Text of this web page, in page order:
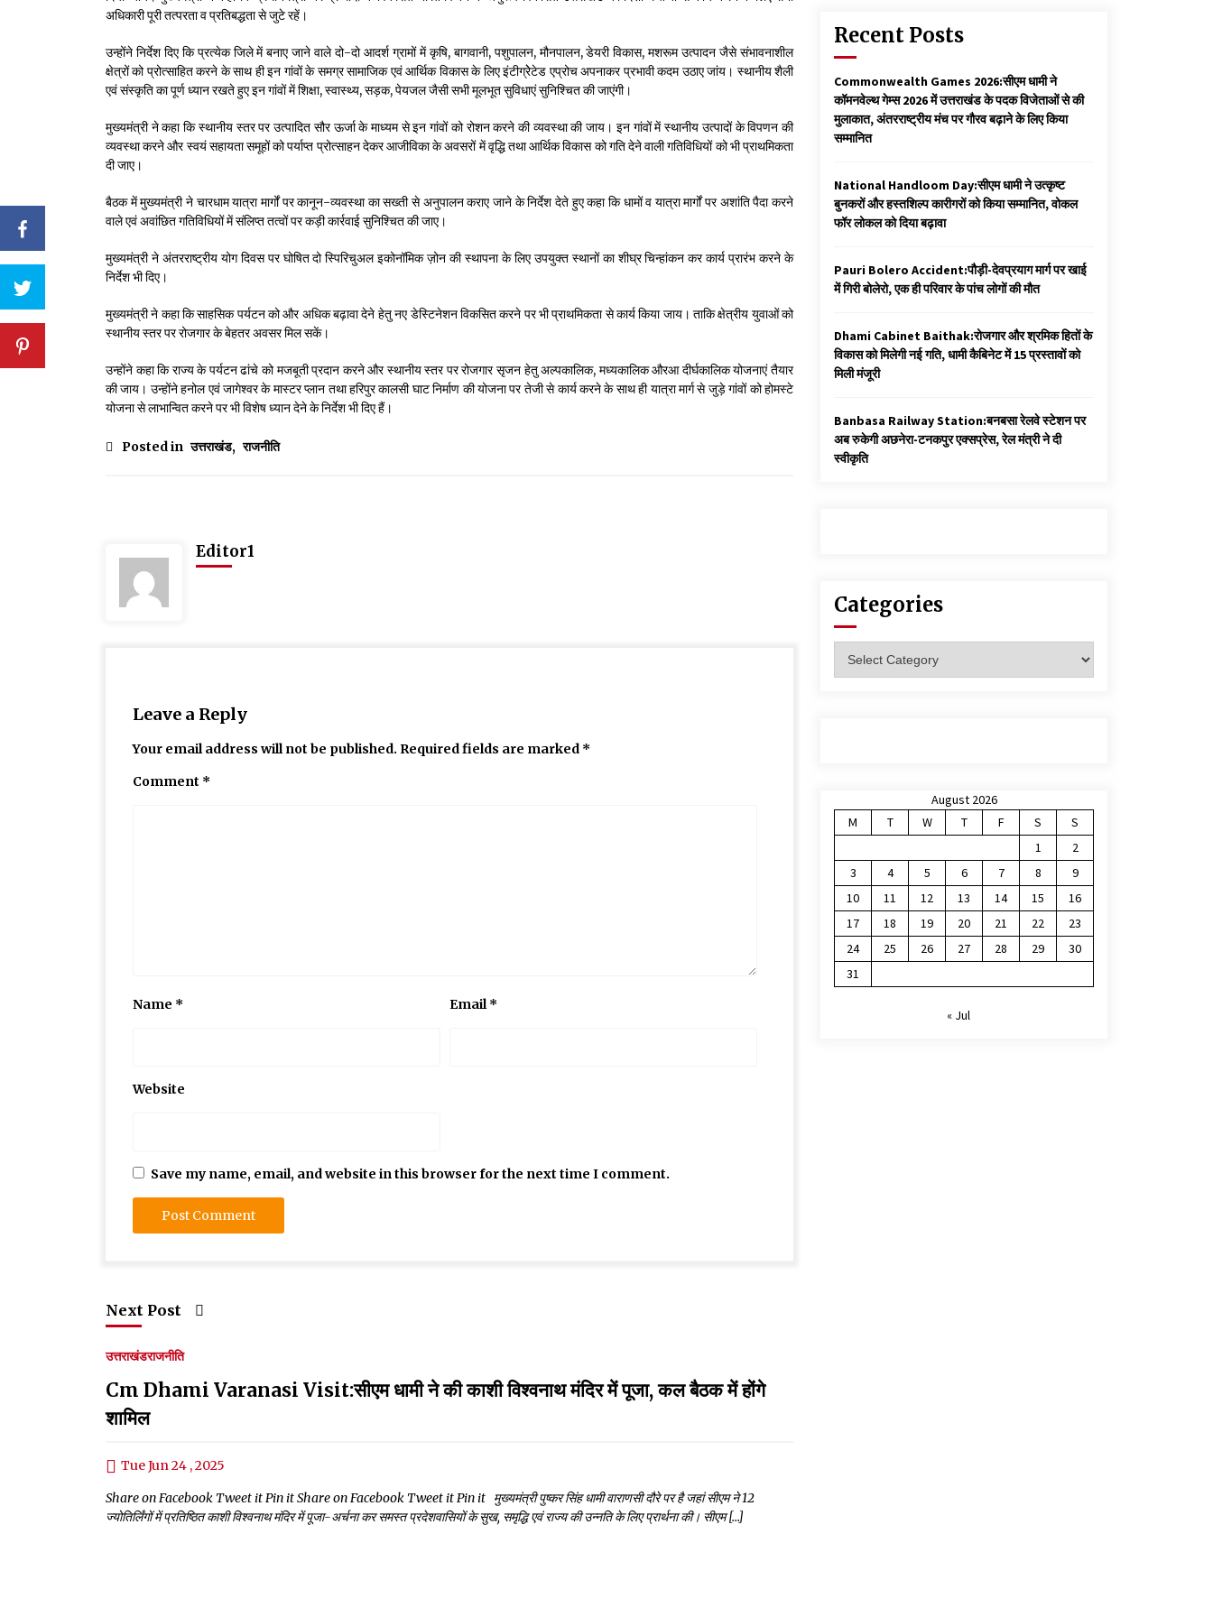
अधिकारी पूरी तत्परता व प्रतिबद्धता से जुटे रहें।
उन्होंने निर्देश दिए कि प्रत्येक जिले में बनाए जाने वाले दो-दो आदर्श ग्रामों में कृषि, बागवानी, पशुपालन, मौनपालन, डेयरी विकास, मशरूम उत्पादन जैसे संभावनाशील
क्षेत्रों को प्रोत्साहित करने के साथ ही इन गांवों के समग्र सामाजिक एवं आर्थिक विकास के लिए इंटीग्रेेटेड एप्रोच अपनाकर प्रभावी कदम उठाए जांय। स्थानीय शैली
एवं संस्कृति का पूर्ण ध्यान रखते हुए इन गांवों में शिक्षा, स्वास्थ्य, सड़क, पेयजल जैसी सभी मूलभूत सुविधाएं सुनिश्चित की जाएंगी।
मुख्यमंत्री ने कहा कि स्थानीय स्तर पर उत्पादित सौर ऊर्जा के माध्यम से इन गांवों को रोशन करने की व्यवस्था की जाय। इन गांवों में स्थानीय उत्पादों के विपणन की
व्यवस्था करने और स्वयं सहायता समूहों को पर्याप्त प्रोत्साहन देकर आजीविका के अवसरों में वृद्धि तथा आर्थिक विकास को गति देने वाली गतिविधियों को भी प्राथमिकता
दी जाए।
बैठक में मुख्यमंत्री ने चारधाम यात्रा मार्गों पर कानून-व्यवस्था का सख्ती से अनुपालन कराए जाने के निर्देश देते हुए कहा कि धामों व यात्रा मार्गों पर अशांति पैदा करने
वाले एवं अवांछित गतिविधियों में संलिप्त तत्वों पर कड़ी कार्रवाई सुनिश्चित की जाए।
मुख्यमंत्री ने अंतरराष्ट्रीय योग दिवस पर घोषित दो स्पिरिचुअल इकोनॉमिक ज़ोन की स्थापना के लिए उपयुक्त स्थानों का शीघ्र चिन्हांकन कर कार्य प्रारंभ करने के
निर्देश भी दिए।
मुख्यमंत्री ने कहा कि साहसिक पर्यटन को और अधिक बढ़ावा देने हेतु नए डेस्टिनेशन विकसित करने पर भी प्राथमिकता से कार्य किया जाय। ताकि क्षेत्रीय युवाओं को
स्थानीय स्तर पर रोजगार के बेहतर अवसर मिल सकें।
उन्होंने कहा कि राज्य के पर्यटन ढांचे को मजबूती प्रदान करने और स्थानीय स्तर पर रोजगार सृजन हेतु अल्पकालिक, मध्यकालिक औरआ दीर्घकालिक योजनाएं तैयार
की जाय। उन्होंने हनोल एवं जागेश्वर के मास्टर प्लान तथा हरिपुर कालसी घाट निर्माण की योजना पर तेजी से कार्य करने के साथ ही यात्रा मार्ग से जुड़े गांवों को होमस्टे
योजना से लाभान्वित करने पर भी विशेष ध्यान देने के निर्देश भी दिए हैं।
Posted in उत्तराखंड, राजनीति
Editor1
Leave a Reply
Your email address will not be published. Required fields are marked *
Comment *
Name * Email*
Website
Save my name, email, and website in this browser for the next time I comment.
Next Post
उत्तराखंडराजनीति
Cm Dhami Varanasi Visit:सीएम धामी ने की काशी विश्वनाथ मंदिर में पूजा, कल बैठक में होंगे
शामिल
Tue Jun 24 , 2025
Share on Facebook Tweet it Pin it Share on Facebook Tweet it Pin it मुख्यमंत्री पुष्कर सिंह धामी वाराणसी दौरे पर है जहां सीएम ने 12
ज्योतिर्लिंगों में प्रतिष्ठित काशी विश्वनाथ मंदिर में पूजा-अर्चना कर समस्त प्रदेशवासियों के सुख, समृद्धि एवं राज्य की उन्नति के लिए प्रार्थना की। सीएम […]
Recent Posts
Commonwealth Games 2026:सीएम धामी ने
कॉमनवेल्थ गेम्स 2026 में उत्तराखंड के पदक विजेताओं से की
मुलाकात, अंतरराष्ट्रीय मंच पर गौरव बढ़ाने के लिए किया
सम्मानित
National Handloom Day:सीएम धामी ने उत्कृष्ट
बुनकरों और हस्तशिल्प कारीगरों को किया सम्मानित, वोकल
फॉर लोकल को दिया बढ़ावा
Pauri Bolero Accident:पौड़ी-देवप्रयाग मार्ग पर खाई
में गिरी बोलेरो, एक ही परिवार के पांच लोगों की मौत
Dhami Cabinet Baithak:रोजगार और श्रमिक हितों के
विकास को मिलेगी नई गति, धामी कैबिनेट में 15 प्रस्तावों को
मिली मंजूरी
Banbasa Railway Station:बनबसा रेलवे स्टेशन पर
अब रुकेगी अछनेरा-टनकपुर एक्सप्रेस, रेल मंत्री ने दी
स्वीकृति
Categories
August 2026
M
T W T F S
S
1
2
3
4 5 6 7 8
9
10
11 12 13 14 15
16
17
18 19 20 21 22
23
24
25 26 27 28 29
30
31
« Jul